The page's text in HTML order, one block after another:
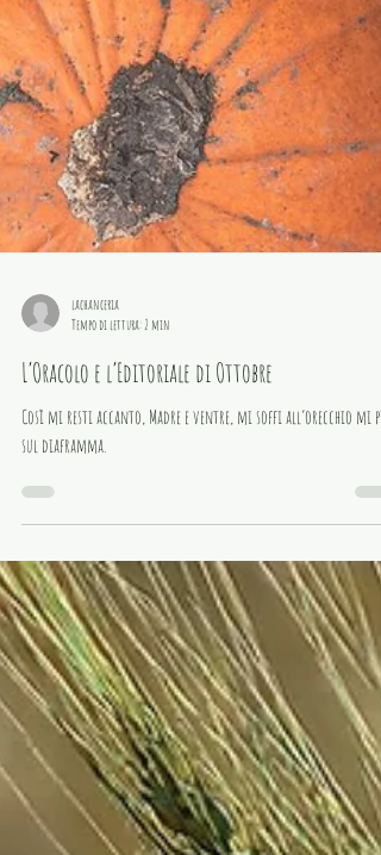
lachanceria
Tempo di lettura: 2 min
L’Oracolo e l’Editoriale di Ottobre
Così mi resti accanto, Madre e ventre, mi soffi all’orecchio mi
sul diaframma.